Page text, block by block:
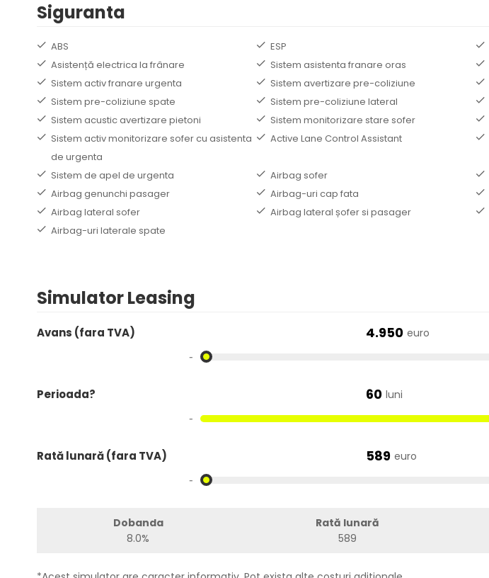
Siguranta
ABS ESP
Asistență electrica la frânare
Sistem asistenta franare oras
Sistem activ franare urgenta
Sistem avertizare pre-coliziune
Sistem pre-coliziune spate
Sistem pre-coliziune lateral
Sistem acustic avertizare pietoni
Sistem monitorizare stare sofer
Sistem activ monitorizare sofer cu asistenta
de urgenta
Active Lane Control Assistant
Sistem de apel de urgenta Airbag sofer
Airbag genunchi pasager
Airbag-uri cap fata
Airbag lateral sofer
Airbag lateral șofer si pasager
Airbag-uri laterale spate
Simulator Leasing
Avans (fara TVA) 4.950 euro
-
Perioada? 60 luni
-
Rată lunară (fara TVA) 589 euro
-
Dobanda
8.0%
Rată lunară
589